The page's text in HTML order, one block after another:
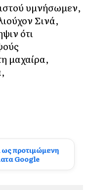
υμνήσωμεν,
Σινά,
ότι
μαχαίρα,
προτιμώμενη
Google